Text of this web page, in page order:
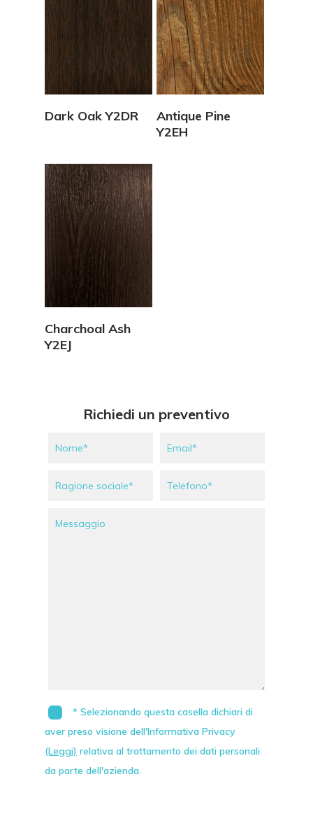
Dark Oak Y2DR
Antique Pine
Y2EH
Charchoal Ash
Y2EJ
Richiedi un preventivo
* Selezionando questa casella dichiari di
aver preso visione dell'Informativa Privacy
(Leggi) relativa al trattamento dei dati personali
da parte dell'azienda.